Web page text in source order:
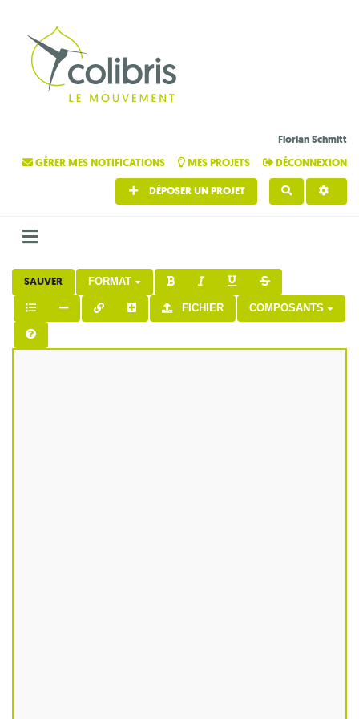
Florian Schmitt
GÉRER MES NOTIFICATIONS
MES PROJETS DÉCONNEXION
DÉPOSER UN PROJET
SAUVER FORMAT
FICHIER COMPOSANTS